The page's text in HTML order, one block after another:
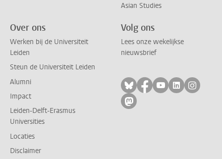
Asian Studies
Over ons
Werken bij de Universiteit
Leiden
Steun de Universiteit Leiden
Alumni
Impact
Leiden-Delft-Erasmus
Universities
Locaties
Disclaimer
Volg ons
Lees onze wekelijkse
nieuwsbrief
Volg ons op bluesky
Volg ons op
Volg ons op
Volg ons
Volg
Volg ons op mastodon